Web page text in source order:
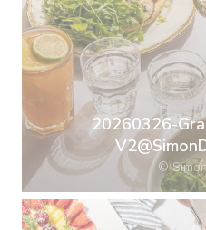
20260326-
©